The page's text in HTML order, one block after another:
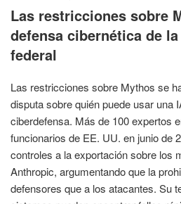
EL
Las restricciones sobre
defensa cibernética de
federal
Las restricciones sobre Mythos se
disputa sobre quién puede usar una
ciberdefensa. Más de 100 expertos
funcionarios de EE. UU. en junio de
controles a la exportación sobre los
Anthropic, argumentando que la
defensores que a los atacantes. Su